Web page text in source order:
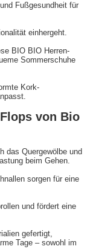
Fußgesundheit für
einhergeht.
BIO BIO Herren-
Sommerschuhe
Kork-
von Bio
das Quergewölbe und
beim Gehen.
sorgen für eine
und fördert eine
gefertigt,
Tage – sowohl im